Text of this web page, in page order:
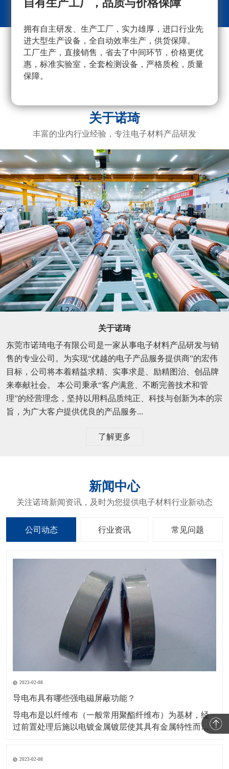
自有生产工厂，品质与价格保障
拥有自主研发、生产工厂，实力雄厚，进口行业先
进大型生产设备，全自动效率生产，供货保障。
工厂生产，直接销售，省去了中间环节，价格更优
惠，标准实验室，全套检测设备，严格质检，质量
保障。
采
关于诺琦
丰富的业内行业经验，专注电子材料产品研发
关于诺琦
东莞市诺琦电子有限公司是一家从事电子材料产品研发与销
售的专业公司。为实现“优越的电子产品服务提供商”的宏伟
目标，公司将本着精益求精、实事求是、励精图治、创品牌
来奉献社会。 本公司秉承“客户满意、不断完善技术和管
理”的经营理念，坚持以用料品质纯正、科技与创新为本的宗
旨，为广大客户提供优良的产品服务...
了解更多
新闻中心
关注诺琦新闻资讯，及时为您提供电子材料行业新动态
公司动态 行业资讯 常见问题
2023-02-08
导电布具有哪些强电磁屏蔽功能？
导电布是以纤维布（一般常用聚酯纤维布）为基材，经
过前置处理后施以电镀金属镀层使其具有金属特性而成
多人都不知道。所以，这种材料到底是如何屏蔽电磁信
2023-02-08